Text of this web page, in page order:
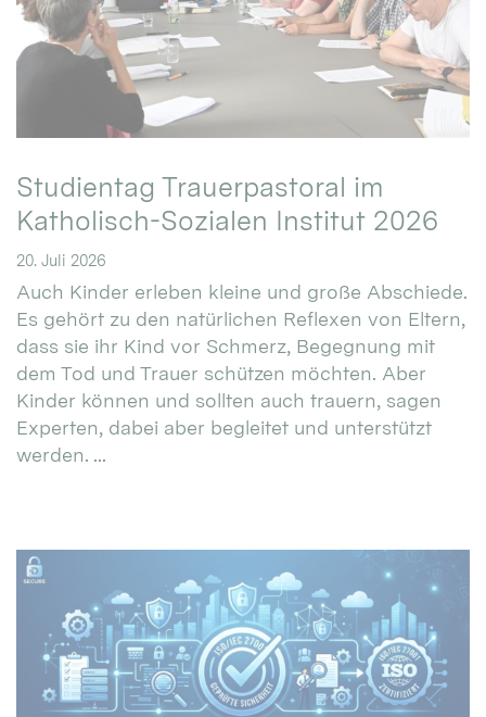
Studientag Trauerpastoral im
Katholisch-Sozialen Institut 2026
20. Juli 2026
Auch Kinder erleben kleine und große Abschiede.
Es gehört zu den natürlichen Reflexen von Eltern,
dass sie ihr Kind vor Schmerz, Begegnung mit
dem Tod und Trauer schützen möchten. Aber
Kinder können und sollten auch trauern, sagen
Experten, dabei aber begleitet und unterstützt
werden. ...